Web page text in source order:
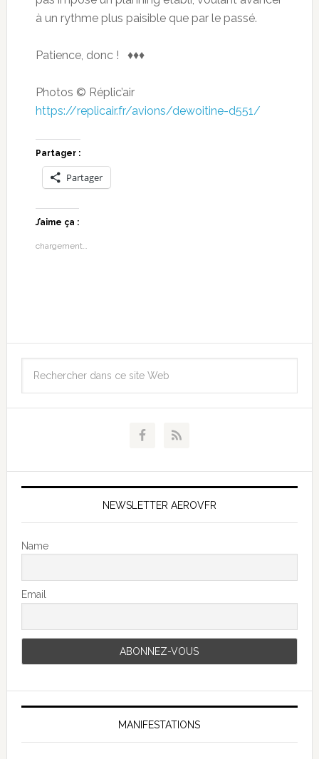
à un rythme plus paisible que par le passé.
Patience, donc ! ♦♦♦
Photos © Réplic’air
https://replicair.fr/avions/dewoitine-d551/
Partager :
Partager
J’aime ça :
chargement…
NEWSLETTER AEROVFR
Name
Email
MANIFESTATIONS